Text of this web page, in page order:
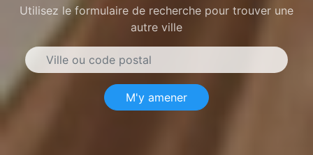
Utilisez le formulaire de recherche pour trouver une
autre ville
M'y amener